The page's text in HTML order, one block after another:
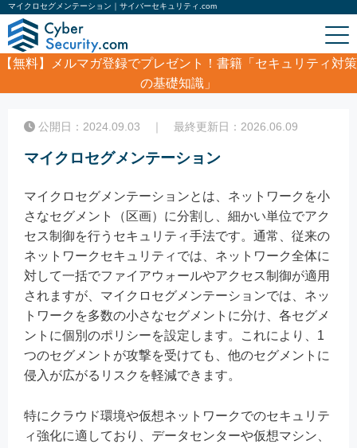
マイクロセグメンテーション｜サイバーセキュリティ.com
【無料】
メルマガ登録でプレゼント！書籍「セキュリティ対策
の基礎知識」
マイクロセグメンテーション
公開日：2024.09.03 ｜ 最終更新日：2026.06.09
マイクロセグメンテーション
マイクロセグメンテーションとは、ネットワークを小
さなセグメント（区画）に分割し、細かい単位でアク
セス制御を行うセキュリティ手法です。通常、従来の
ネットワークセキュリティでは、ネットワーク全体に
対して一括でファイアウォールやアクセス制御が適用
されますが、マイクロセグメンテーションでは、ネッ
トワークを多数の小さなセグメントに分け、各セグメ
ントに個別のポリシーを設定します。これにより、1
つのセグメントが攻撃を受けても、他のセグメントに
侵入が広がるリスクを軽減できます。
特にクラウド環境や仮想ネットワークでのセキュリテ
ィ強化に適しており、データセンターや仮想マシン、